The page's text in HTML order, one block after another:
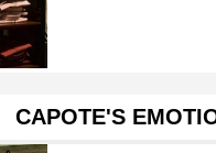
CAPOTE'S